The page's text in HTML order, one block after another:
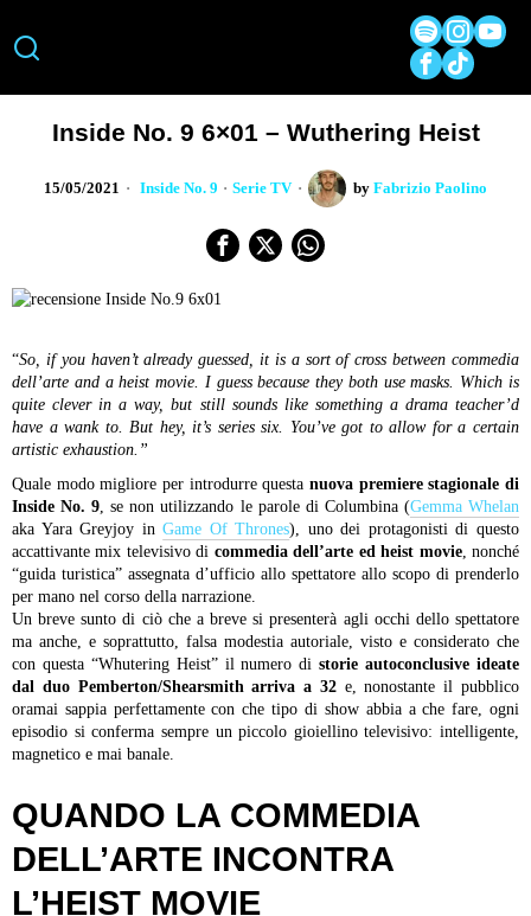
Inside No. 9 6×01 – Wuthering Heist
15/05/2021 Inside No. 9 · Serie TV by Fabrizio Paolino
“So, if you haven’t already guessed, it is a sort of cross between commedia
dell’arte and a heist movie. I guess because they both use masks. Which is
quite clever in a way, but still sounds like something a drama teacher’d
have a wank to. But hey, it’s series six. You’ve got to allow for a certain
artistic exhaustion.”
Quale modo migliore per introdurre questa nuova premiere stagionale di
Inside No. 9 , se non utilizzando le parole di Columbina (Gemma Whelan
aka Yara Greyjoy inGame Of Thrones), uno dei protagonisti di questo
accattivante mix televisivo di commedia dell’arte ed heist movie, nonché
“guida turistica” assegnata d’ufficio allo spettatore allo scopo di prenderlo
per mano nel corso della narrazione.
Un breve sunto di ciò che a breve si presenterà agli occhi dello spettatore
ma anche, e soprattutto, falsa modestia autoriale, visto e considerato che
con questa “Whutering Heist” il numero distorie autoconclusive ideate
dal duo Pemberton/Shearsmith arriva a 32e, nonostante il pubblico
oramai sappia perfettamente con che tipo di show abbia a che fare, ogni
episodio si conferma sempre un piccolo gioiellino televisivo: intelligente,
magnetico e mai banale.
QUANDO LA COMMEDIA
DELL’ARTE INCONTRA
L’HEIST MOVIE